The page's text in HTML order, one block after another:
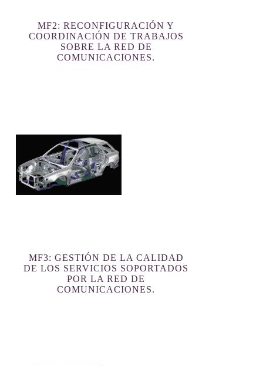
MF2: RECONFIGURACIÓN Y
COORDINACIÓN DE TRABAJOS
SOBRE LA RED DE
COMUNICACIONES.
MF3: GESTIÓN DE LA CALIDAD
DE LOS SERVICIOS SOPORTADOS
POR LA RED DE
COMUNICACIONES.